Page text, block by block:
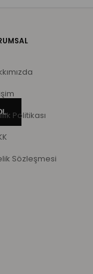
Politikası
Sözleşmesi